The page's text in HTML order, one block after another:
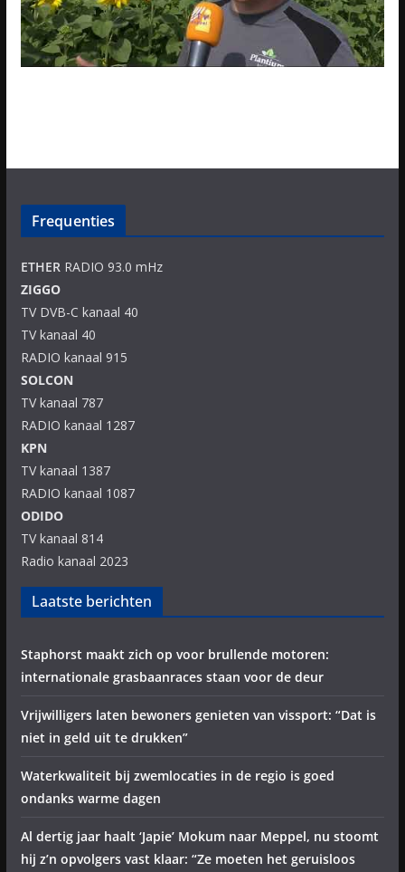
Frequenties
ETHERRADIO 93.0 mHz
ZIGGO
TV DVB-C kanaal 40
TV kanaal 40
RADIO kanaal 915
SOLCON
TV kanaal 787
RADIO kanaal 1287
KPN
TV kanaal 1387
RADIO kanaal 1087
ODIDO
TV kanaal 814
Radio kanaal 2023
Laatste berichten
Staphorst maakt zich op voor brullende motoren:
internationale grasbaanraces staan voor de deur
Vrijwilligers laten bewoners genieten van vissport: “Dat is
niet in geld uit te drukken”
Waterkwaliteit bij zwemlocaties in de regio is goed
ondanks warme dagen
Al dertig jaar haalt ‘Japie’ Mokum naar Meppel, nu stoomt
hij z’n opvolgers vast klaar: “Ze moeten het geruisloos